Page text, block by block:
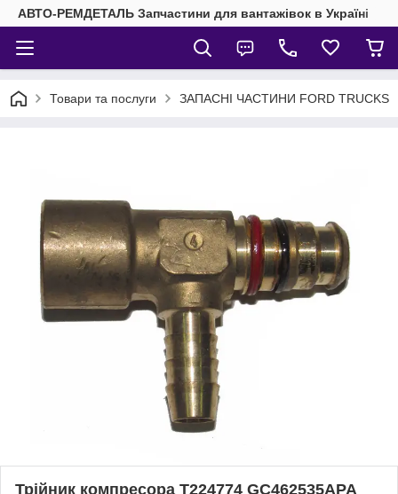
АВТО-РЕМДЕТАЛЬ Запчастини для вантажівок в Україні
Товари та послуги ЗАПАСНІ ЧАСТИНИ FORD TRUCKS
Трійник компресора T224774 GC462535APA